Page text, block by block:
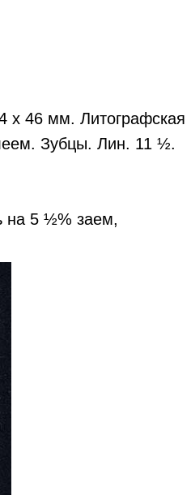
х 46 мм. Литографская
Зубцы. Лин. 11 ½.
на 5 ½% заем,